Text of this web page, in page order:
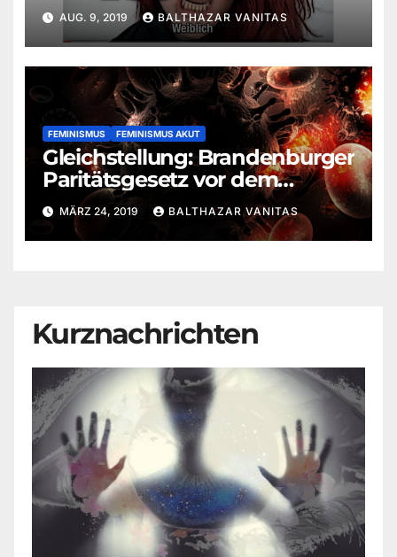
AUG. 9, 2019 BALTHAZAR VANITAS
FEMINISMUS FEMINISMUS AKUT
Gleichstellung: Brandenburger
Paritätsgesetz vor dem
Landesverfassungsgericht
MÄRZ 24, 2019 BALTHAZAR VANITAS
Kurznachrichten